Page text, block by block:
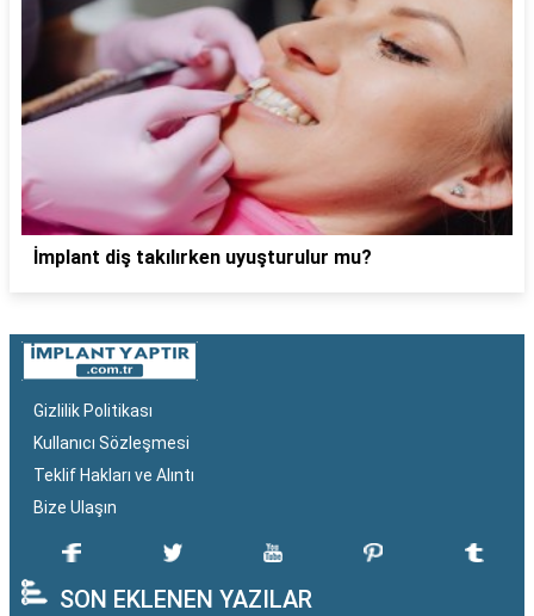
İmplant diş takılırken uyuşturulur mu?
Gizlilik Politikası
Kullanıcı Sözleşmesi
Teklif Hakları ve Alıntı
Bize Ulaşın
SON EKLENEN YAZILAR